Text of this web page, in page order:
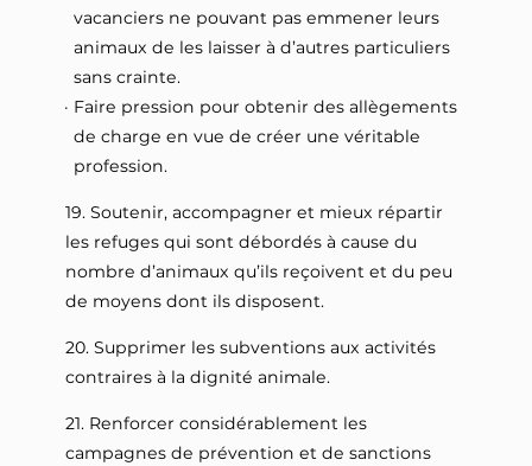
vacanciers ne pouvant pas emmener leurs
animaux de les laisser à d’autres particuliers
sans crainte.
Faire pression pour obtenir des allègements
de charge en vue de créer une véritable
profession.
19. Soutenir, accompagner et mieux répartir
les refuges qui sont débordés à cause du
nombre d’animaux qu’ils reçoivent et du peu
de moyens dont ils disposent.
20. Supprimer les subventions aux activités
contraires à la dignité animale.
21. Renforcer considérablement les
campagnes de prévention et de sanctions